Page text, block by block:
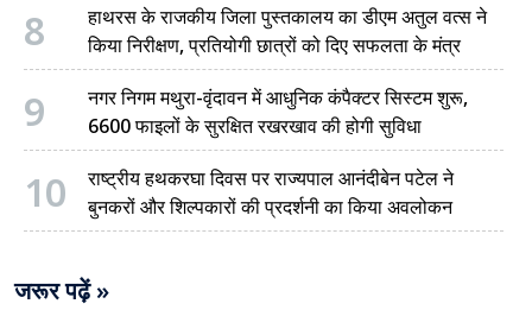
8
हाथरस के राजकीय जिला पुस्तकालय का डीएम अतुल वत्स ने
किया निरीक्षण, प्रतियोगी छात्रों को दिए सफलता के मंत्र
9
नगर निगम मथुरा-वृंदावन में आधुनिक कंपैक्टर सिस्टम शुरू,
6600 फाइलों के सुरक्षित रखरखाव की होगी सुविधा
10
राष्ट्रीय हथकरघा दिवस पर राज्यपाल आनंदीबेन पटेल ने
बुनकरों और शिल्पकारों की प्रदर्शनी का किया अवलोकन
जरूर पढ़ें »